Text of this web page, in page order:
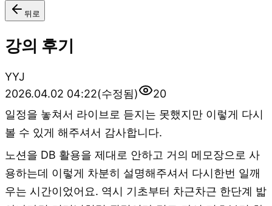
뒤로
강의 후기
YYJ
2026.04.02 04:22(수정됨)
20
일정을 놓쳐서 라이브로 듣지는 못했지만 이렇게 다시
볼 수 있게 해주셔서 감사합니다.
노션을 DB 활용을 제대로 안하고 거의 메모장으로 사
용하는데 이렇게 차분히 설명해주셔서 다시한번 일깨
우는 시간이었어요. 역시 기초부터 차근차근 한단계 밟